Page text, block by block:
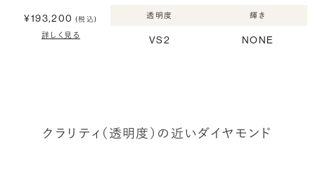
¥193,200 (税込)
詳しく見る
透明度
VS2
輝き
NONE
クラリティ（透明度）の近いダイヤモンド